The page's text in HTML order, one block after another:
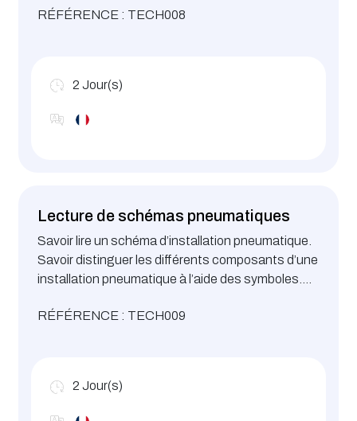
pression. Etre capable de réaliser un système
RÉFÉRENCE : TECH008
2 Jour(s)
Lecture de schémas pneumatiques
Savoir lire un schéma d’installation pneumatique.
Savoir distinguer les différents composants d’une
installation pneumatique à l’aide des symboles.
installation pneumatique et en déduire le
RÉFÉRENCE : TECH009
2 Jour(s)